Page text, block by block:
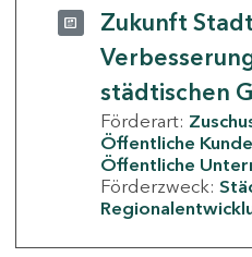
Zukunft
städtischen
Förderart:
Öffentliche
Öffentliche
Förderzweck: